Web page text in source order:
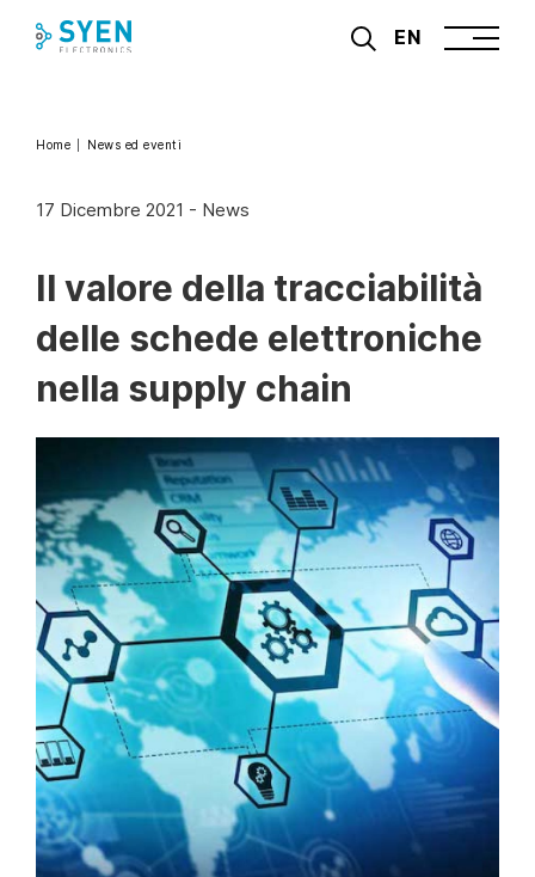
EN
Home News ed eventi
17 Dicembre 2021 - News
Il valore della tracciabilità
delle schede elettroniche
nella supply chain